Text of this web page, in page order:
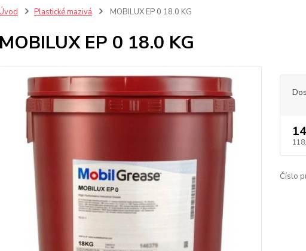
Plastické mazivá MOBILUX EP 0 18.0 KG
MOBILUX EP 0 18.0 KG
Číslo